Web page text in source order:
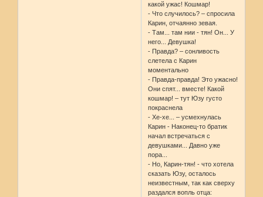
какой ужас! Кошмар!
- Что случилось? – спросила
Карин, отчаянно зевая.
- Там... там нии - тян! Он... У
него... Девушка!
- Правда? – сонливость
слетела с Карин
моментально
- Правда-правда! Это ужасно!
Они спят... вместе! Какой
кошмар! – тут Юзу густо
покраснела
- Хе-хе... – усмехнулась
Карин - Наконец-то братик
начал встречаться с
девушками... Давно уже
пора...
- Но, Карин-тян! - что хотела
сказать Юзу, осталось
неизвестным, так как сверху
раздался вопль отца: